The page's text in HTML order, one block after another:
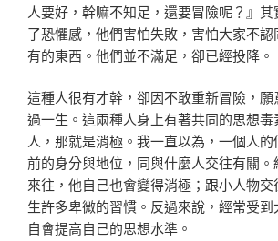
人要好，幹嘛不知足，還要冒險呢？』
了恐懼感，他們害怕失敗，害怕大家不
有的東西。他們並不滿足，卻已經投降。
這種人很有才幹，卻因不敢重新冒險，
過一生。這兩種人身上有著共同的思想
人，那就是消極。我一直以為，一個人的
前的身分與地位，同與什麼人交往有關
來往，他自己也會變得消極；跟小人物
生許多卑微的習慣。反過來說，經常受到
自會提高自己的思想水準。